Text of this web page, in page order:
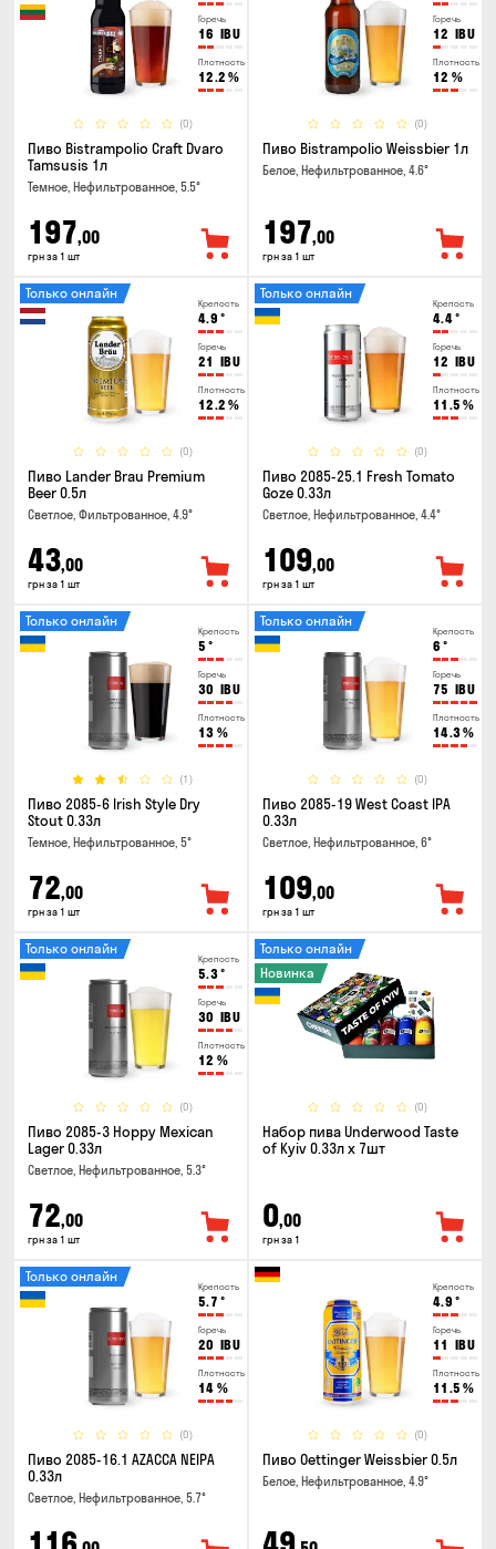
Горечь
16 IBU
Плотность
12.2 %
(0)
Пиво Bistrampolio Craft Dvaro
Tamsusis 1л
Темное, Нефильтрованное, 5.5°
197,00
грн за 1 шт
Горечь
12 IBU
Плотность
12 %
(0)
Пиво Bistrampolio Weissbier 1л
Белое, Нефильтрованное, 4.6°
197,00
грн за 1 шт
Крепость
4.9 °
Горечь
21 IBU
Плотность
12.2 %
(0)
Только онлайн
Пиво Lander Brau Premium
Beer 0.5л
Светлое, Фильтрованное, 4.9°
43,00
грн за 1 шт
Крепость
4.4°
Горечь
12 IBU
Плотность
11.5 %
(0)
Только онлайн
Пиво 2085-25.1 Fresh Tomato
Goze 0.33л
Светлое, Нефильтрованное, 4.4°
109,00
грн за 1 шт
Крепость
5 °
Горечь
30 IBU
Плотность
13 %
(1)
Только онлайн
Пиво 2085-6 Irish Style Dry
Stout 0.33л
Темное, Нефильтрованное, 5°
72,00
грн за 1 шт
Крепость
6 °
Горечь
75 IBU
Плотность
14.3%
(0)
Только онлайн
Пиво 2085-19 West Coast IPA
0.33л
Светлое, Нефильтрованное, 6°
109,00
грн за 1 шт
Крепость
5.3°
Горечь
30 IBU
Плотность
12 %
(0)
Только онлайн
Пиво 2085-3 Hoppy Mexican
Lager 0.33л
Светлое, Нефильтрованное, 5.3°
72,00
грн за 1 шт
(0)
Только онлайн
Новинка
Набор пива Underwood Taste
of Kyiv 0.33л x 7шт
0,00
грн за 1
Крепость
5.7 °
Горечь
20 IBU
Плотность
14 %
(0)
Только онлайн
Пиво 2085-16.1 AZACCA NEIPA
0.33л
Светлое, Нефильтрованное, 5.7°
Крепость
4.9 °
Горечь
11 IBU
Плотность
11.5 %
(0)
Пиво Oettinger Weissbier 0.5л
Белое, Нефильтрованное, 4.9°